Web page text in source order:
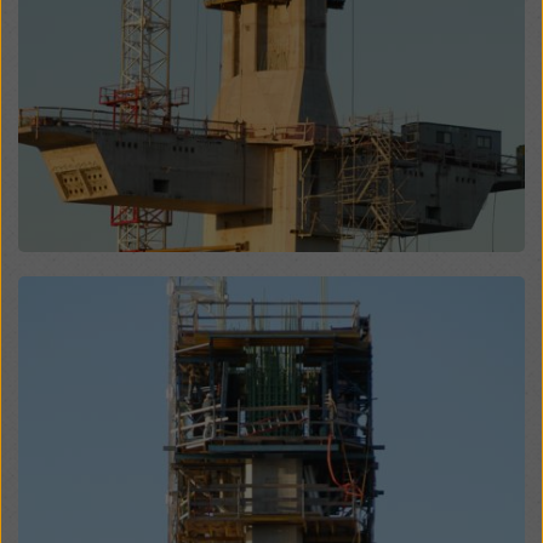
modificando le vostreimpostazioni dei cookie
cliccando su impostazioni dei cookie in fondo a questo
sito web e utilizzando le caselle di controllo
corrispondenti. Potete revocare il vostro consenso in
qualsiasi momento, con effetto futuro e senza
indicarne il motivo, cliccando suimpostazioni cookie
in fondo a questo sito web.
Potete trovare ulteriori informazioni sui nostri cookie
nella nostra informativa sulla privacy. Vi offriamo
(impostazioni avanzate dei cookie).